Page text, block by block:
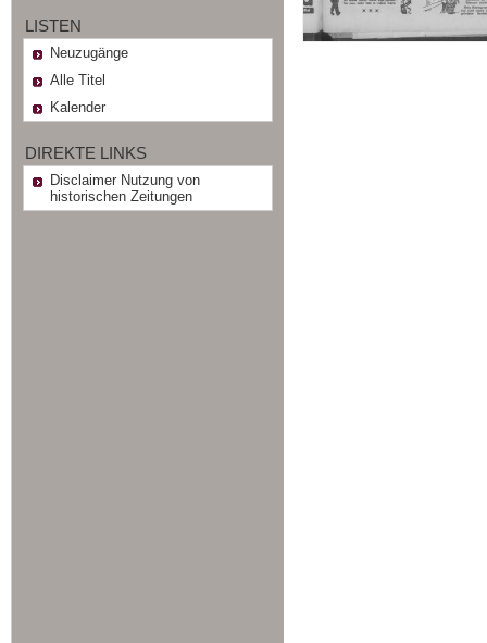
LISTEN
Neuzugänge
Alle Titel
Kalender
DIREKTE LINKS
Disclaimer Nutzung von
historischen Zeitungen